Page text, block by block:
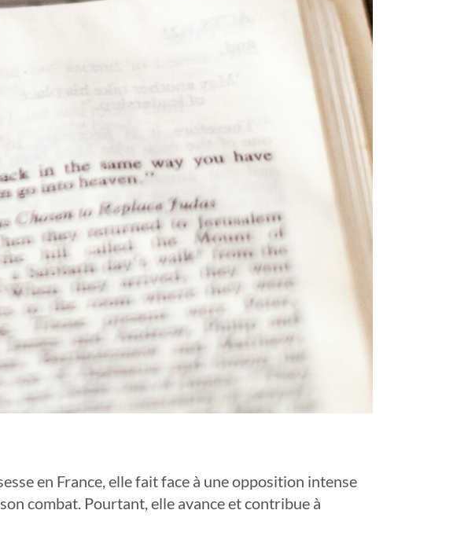
en France, elle fait face à une opposition intense
combat. Pourtant, elle avance et contribue à